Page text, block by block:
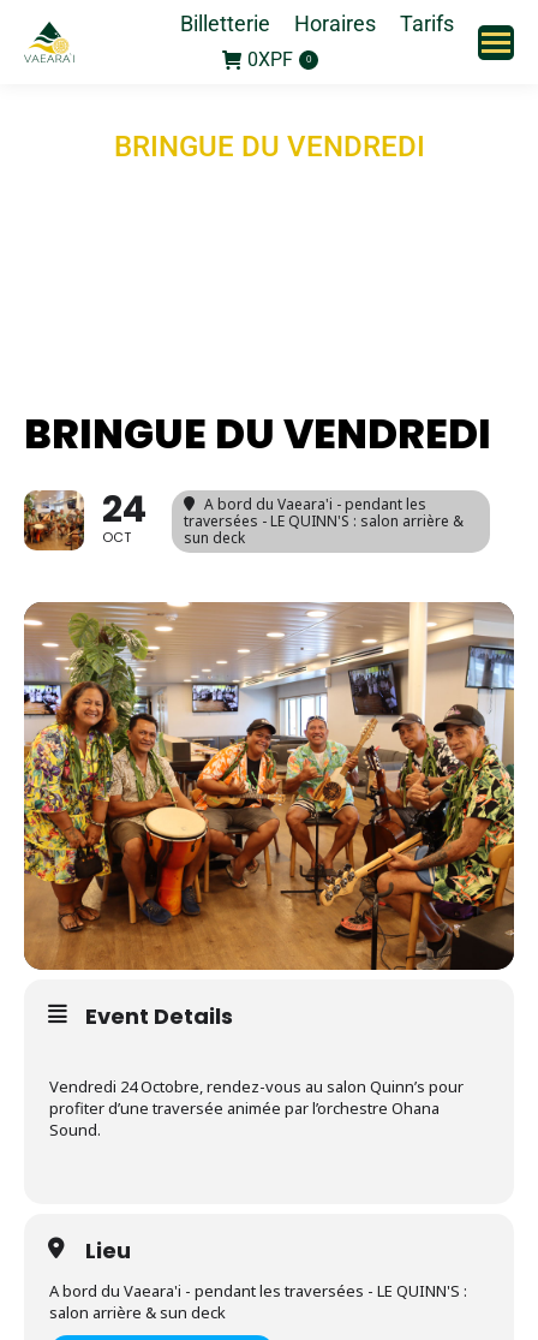
Billetterie Horaires Tarifs
0XPF 0
BRINGUE DU VENDREDI
BRINGUE DU VENDREDI
24
OCT
A bord du Vaeara'i - pendant les
traversées - LE QUINN'S : salon arrière &
sun deck
Event Details
Vendredi 24 Octobre, rendez-vous au salon Quinn’s pour
profiter d’une traversée animée par l’orchestre Ohana
Sound.
Lieu
A bord du Vaeara'i - pendant les traversées - LE QUINN'S :
salon arrière & sun deck